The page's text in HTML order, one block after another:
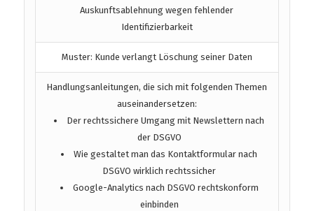
Auskunftsablehnung wegen fehlender
Identifizierbarkeit
Muster: Kunde verlangt Löschung seiner Daten
Handlungsanleitungen, die sich mit folgenden Themen
auseinandersetzen:
Der rechtssichere Umgang mit Newslettern nach
der DSGVO
Wie gestaltet man das Kontaktformular nach
DSGVO wirklich rechtssicher
Google-Analytics nach DSGVO rechtskonform
einbinden